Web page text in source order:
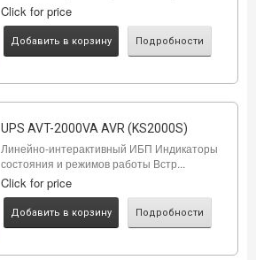
Click for price
Добавить в корзину Подробности
UPS AVT-2000VA AVR (KS2000S)
Линейно-интерактивный ИБП Индикаторы
состояния и режимов работы Встр...
Click for price
Добавить в корзину Подробности